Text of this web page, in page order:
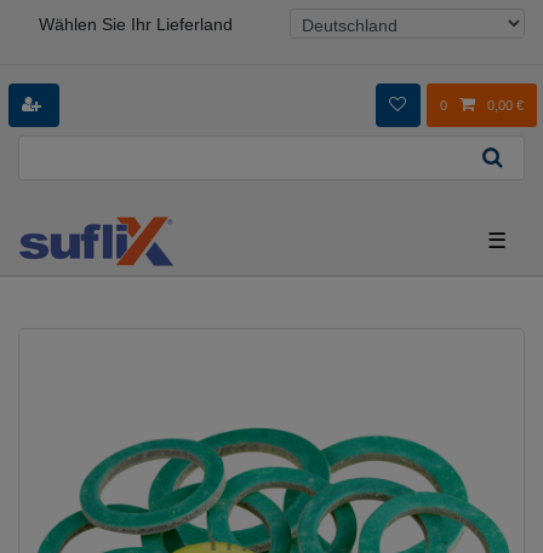
Wählen Sie Ihr Lieferland
0 0,00 €
☰